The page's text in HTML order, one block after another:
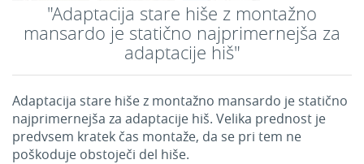
"Adaptacija stare hiše z montažno
mansardo je statično najprimernejša za
adaptacije hiš"
Adaptacija stare hiše z montažno mansardo je statično
najprimernejša za adaptacije hiš. Velika prednost je
predvsem kratek čas montaže, da se pri tem ne
poškoduje obstoječi del hiše.